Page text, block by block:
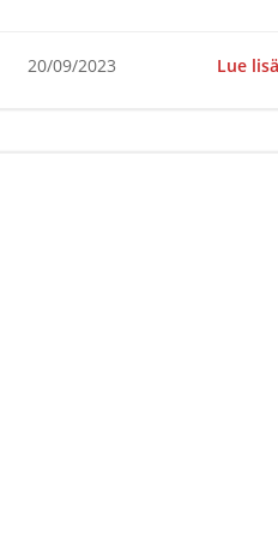
20/09/2023 Lue